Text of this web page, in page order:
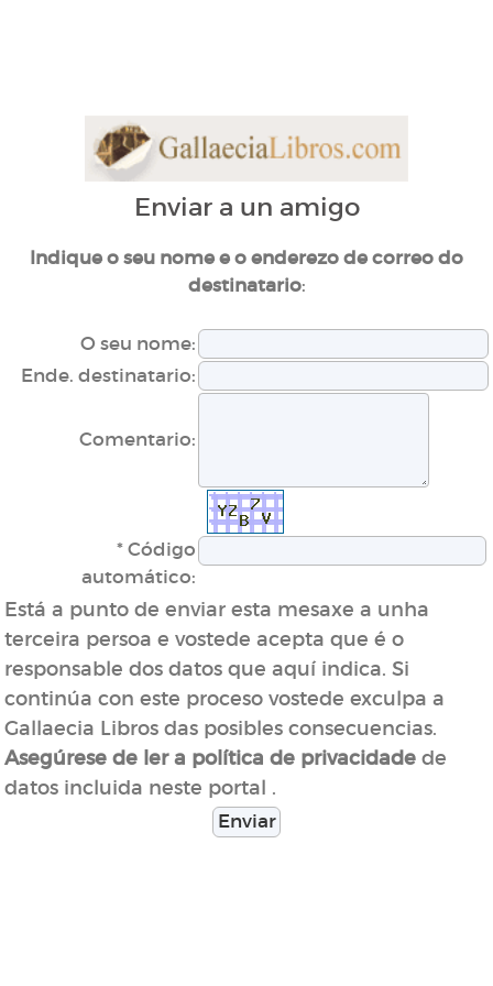
Enviar a un amigo
Indique o seu nome e o enderezo de correo do
destinatario:
O seu nome:
Ende. destinatario:
Comentario:
* Código
automático:
Está a punto de enviar esta mesaxe a unha
terceira persoa e vostede acepta que é o
responsable dos datos que aquí indica. Si
continúa con este proceso vostede exculpa a
Gallaecia Libros das posibles consecuencias.
Asegúrese de ler a política de privacidade de
datos incluida neste portal .